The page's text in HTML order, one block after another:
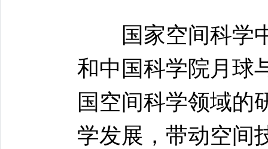
国家空间科学中
和中国科学院月球
国空间科学领域的
学发展，带动空间